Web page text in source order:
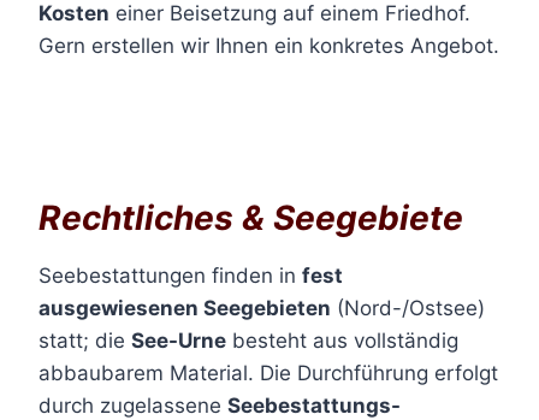
Kosten einer Beisetzung auf einem Friedhof.
Gern erstellen wir Ihnen ein konkretes Angebot.
Rechtliches & Seegebiete
Seebestattungen finden in fest
ausgewiesenen Seegebieten (Nord-/Ostsee)
statt; die See-Urne besteht aus vollständig
abbaubarem Material. Die Durchführung erfolgt
durch zugelassene Seebestattungs-